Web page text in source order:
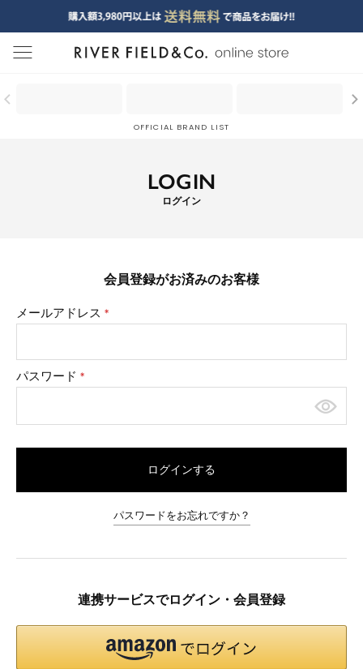
menu
OFFICIAL BRAND LIST
LOGIN
ログイン
会員登録がお済みのお客様
メールアドレス
(必
パスワード
(必
ログインする
パスワードをお忘れですか？
連携サービスでログイン・会員登録